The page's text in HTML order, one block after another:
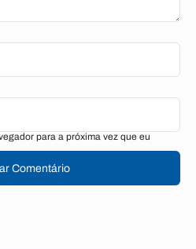
para a próxima vez que eu
Comentário